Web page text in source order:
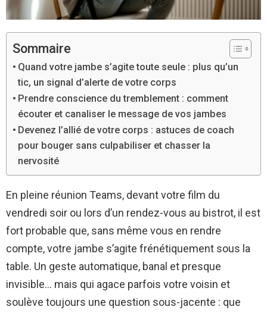
Sommaire
Quand votre jambe s’agite toute seule : plus qu’un
tic, un signal d’alerte de votre corps
Prendre conscience du tremblement : comment
écouter et canaliser le message de vos jambes
Devenez l’allié de votre corps : astuces de coach
pour bouger sans culpabiliser et chasser la
nervosité
En pleine réunion Teams, devant votre film du
vendredi soir ou lors d’un rendez-vous au bistrot, il est
fort probable que, sans même vous en rendre
compte, votre jambe s’agite frénétiquement sous la
table. Un geste automatique, banal et presque
invisible… mais qui agace parfois votre voisin et
soulève toujours une question sous-jacente : que